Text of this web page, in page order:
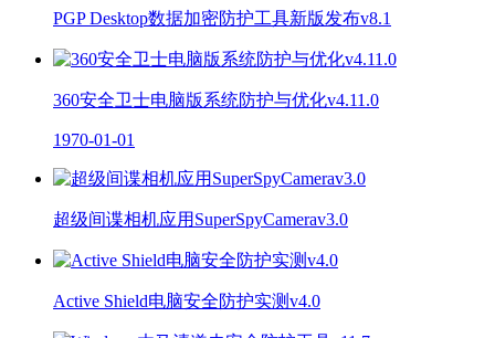
PGP Desktop数据加密防护工具新版发布v8.1
360安全卫士电脑版系统防护与优化v4.11.0
1970-01-01
超级间谍相机应用SuperSpyCamerav3.0
Active Shield电脑安全防护实测v4.0